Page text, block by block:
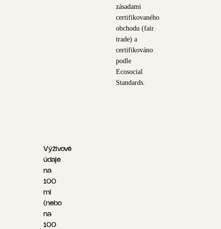
zásadami
certifikovaného
obchodu (fair
trade) a
certifikováno
podle
Ecosocial
Standards.
Výživové
údaje
na
100
ml
(nebo
na
100